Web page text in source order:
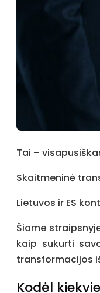
Tai –
Skaitmeninė
Lietuvos ir ES
Šiame
kaip sukurti
transformacijos
Kodėl